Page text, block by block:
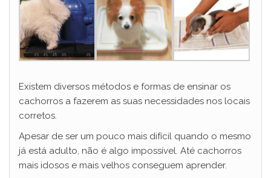
Existem diversos métodos e formas de ensinar os
cachorros a fazerem as suas necessidades nos locais
corretos.
Apesar de ser um pouco mais difícil quando o mesmo
já está adulto, não é algo impossível. Até cachorros
mais idosos e mais velhos conseguem aprender.